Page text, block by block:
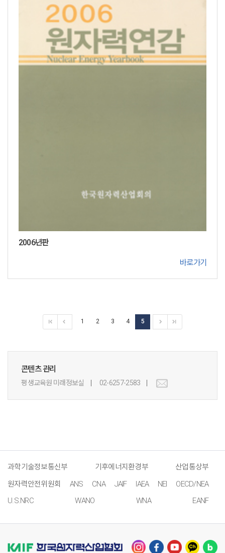
2006년판
바로가기
1 2 3 4 5
콘텐츠 관리
평생교육원 미래정보실 02-6257-2583
과학기술정보통신부 기후에너지환경부
산업통상부
원자력안전위원회
ANS CNA JAIF IAEA NEI
OECD/NEA
U.S.NRC
WANO WNA EANF